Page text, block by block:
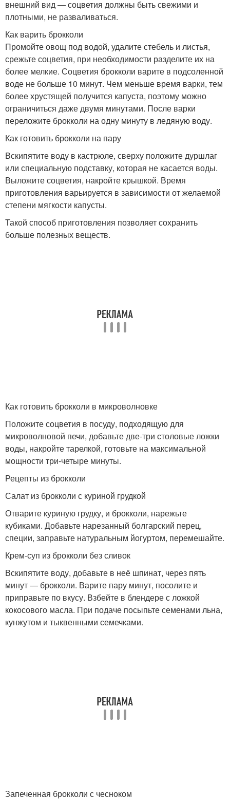
внешний вид — соцветия должны быть свежими и
плотными, не разваливаться.
Как варить брокколи
Промойте овощ под водой, удалите стебель и листья,
срежьте соцветия, при необходимости разделите их на
более мелкие. Соцветия брокколи варите в подсоленной
воде не больше 10 минут. Чем меньше время варки, тем
более хрустящей получится капуста, поэтому можно
ограничиться даже двумя минутами. После варки
переложите брокколи на одну минуту в ледяную воду.
Как готовить брокколи на пару
Вскипятите воду в кастрюле, сверху положите дуршлаг
или специальную подставку, которая не касается воды.
Выложите соцветия, накройте крышкой. Время
приготовления варьируется в зависимости от желаемой
степени мягкости капусты.
Такой способ приготовления позволяет сохранить
больше полезных веществ.
Как готовить брокколи в микроволновке
Положите соцветия в посуду, подходящую для
микроволновой печи, добавьте две-три столовые ложки
воды, накройте тарелкой, готовьте на максимальной
мощности три-четыре минуты.
Рецепты из брокколи
Салат из брокколи с куриной грудкой
Отварите куриную грудку, и брокколи, нарежьте
кубиками. Добавьте нарезанный болгарский перец,
специи, заправьте натуральным йогуртом, перемешайте.
Крем-суп из брокколи без сливок
Вскипятите воду, добавьте в неё шпинат, через пять
минут — брокколи. Варите пару минут, посолите и
приправьте по вкусу. Взбейте в блендере с ложкой
кокосового масла. При подаче посыпьте семенами льна,
кунжутом и тыквенными семечками.
Запеченная брокколи с чесноком